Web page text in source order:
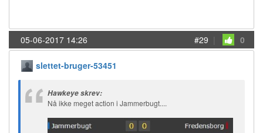
05-06-2017 14:26 #29 | 0
slettet-bruger-53451
Hawkeye skrev:
Nå ikke meget action i Jammerbugt....